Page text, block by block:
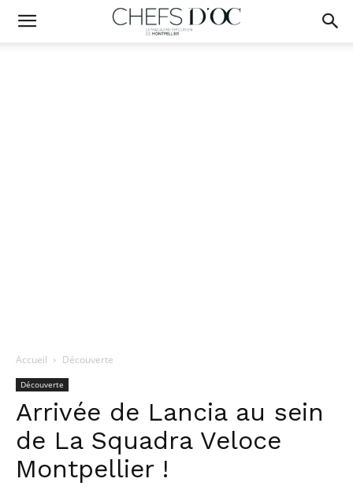
Accueil Découverte
Découverte
Arrivée de Lancia au sein
de La Squadra Veloce
Montpellier !